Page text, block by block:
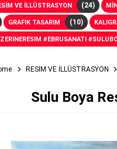
VE İLLÜSTRASYON (24)
GRAFIK TASARIM (10)
#EBRUSANATI
RESİM VE İLLÜSTRASYON
Sulu Boya